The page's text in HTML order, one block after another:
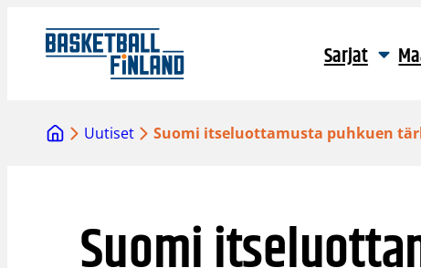
sisältöön
Sarjat
Uutiset Suomi itseluottamusta puhkuen